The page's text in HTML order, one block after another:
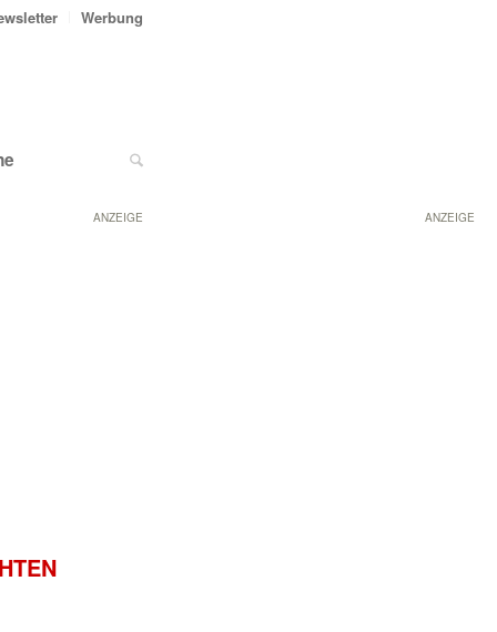
ANZEIGE
Werbung
ANZEIGE